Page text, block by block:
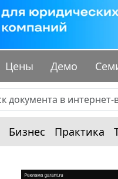
Цены Демо
Бизнес Практика